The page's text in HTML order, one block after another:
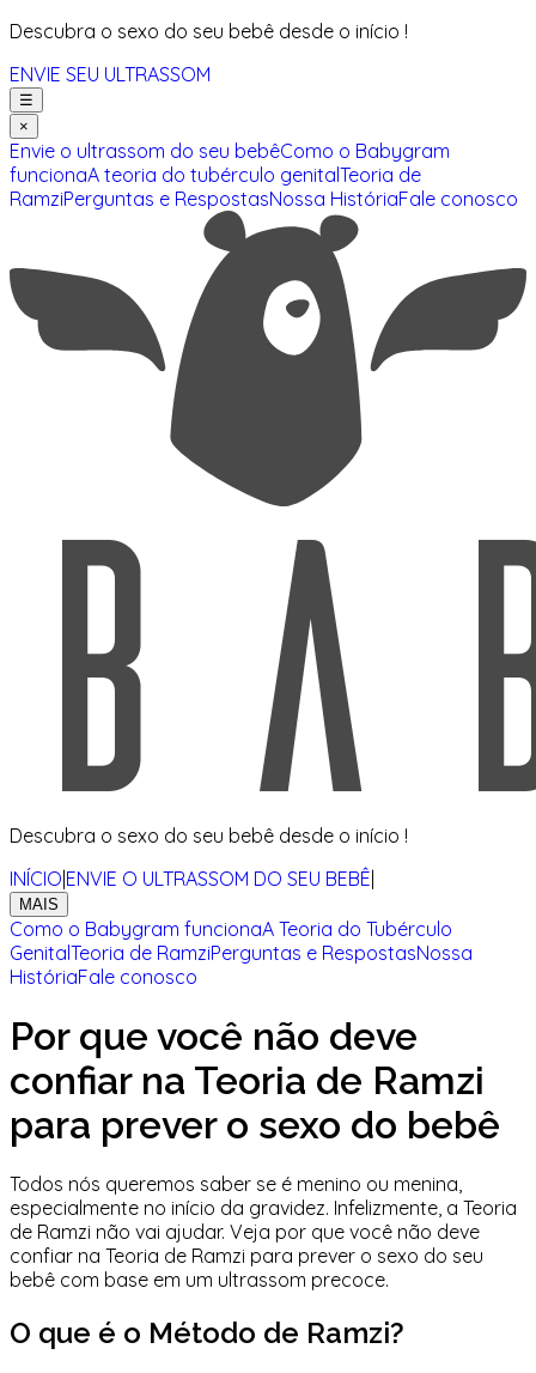
Descubra o sexo do seu bebê desde o início !
ENVIE SEU ULTRASSOM
☰
×
Envie o ultrassom do seu bebêComo o Babygram
funcionaA teoria do tubérculo genitalTeoria de
RamziPerguntas e RespostasNossa HistóriaFale conosco
Descubra o sexo do seu bebê desde o início !
INÍCIO|ENVIE O ULTRASSOM DO SEU BEBÊ|
MAIS
Como o Babygram funcionaA Teoria do Tubérculo
GenitalTeoria de RamziPerguntas e RespostasNossa
HistóriaFale conosco
Por que você não deve
confiar na Teoria de Ramzi
para prever o sexo do bebê
Todos nós queremos saber se é menino ou menina,
especialmente no início da gravidez. Infelizmente, a Teoria
de Ramzi não vai ajudar. Veja por que você não deve
confiar na Teoria de Ramzi para prever o sexo do seu
bebê com base em um ultrassom precoce.
O que é o Método de Ramzi?